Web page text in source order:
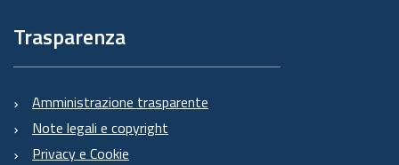
Trasparenza
Amministrazione trasparente
Note legali e copyright
Privacy e Cookie